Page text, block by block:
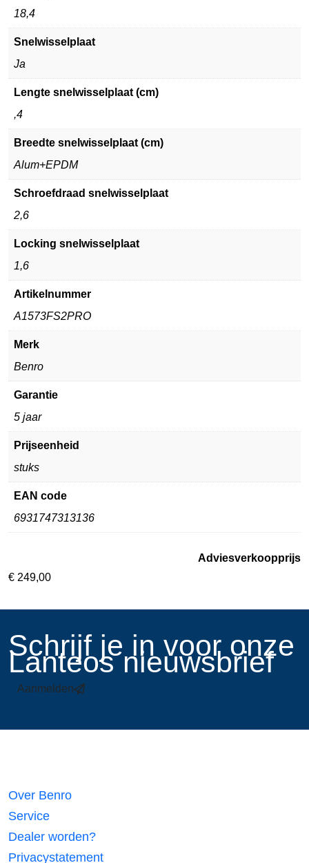
18,4
Snelwisselplaat
Ja
Lengte snelwisselplaat (cm)
,4
Breedte snelwisselplaat (cm)
Alum+EPDM
Schroefdraad snelwisselplaat
2,6
Locking snelwisselplaat
1,6
Artikelnummer
A1573FS2PRO
Merk
Benro
Garantie
5 jaar
Prijseenheid
stuks
EAN code
6931747313136
Adviesverkoopprijs
€ 249,00
​Schrijf je in voor onze
Lanteos nieuwsbrief
Aanmelden
Over Benro
Service
Dealer worden?
Privacystatement